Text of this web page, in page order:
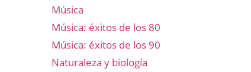
Música
Música: éxitos de los 80
Música: éxitos de los 90
Naturaleza y biología